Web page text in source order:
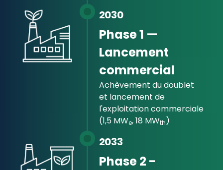
2030
Phase 1 —
Lancement
commercial
Achèvement du doublet
et lancement de
l'exploitation commerciale
(1,5 MWe, 18 MWth)
2033
Phase 2 -